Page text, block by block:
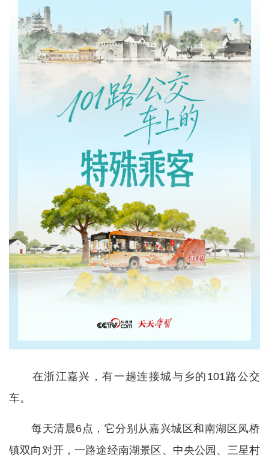
在浙江嘉兴，有一趟连接城与乡的101路公交
车。
每天清晨6点，它分别从嘉兴城区和南湖区凤桥
镇双向对开，一路途经南湖景区、中央公园、三星村